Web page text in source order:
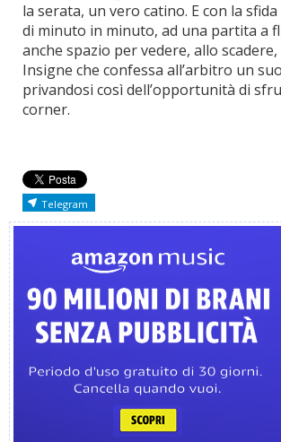
la serata, un vero catino. E con la
di minuto in minuto, ad una partita a
anche spazio per vedere, allo
Insigne che confessa all’arbitro un
privandosi così dell’opportunità di
corner.
Telegram